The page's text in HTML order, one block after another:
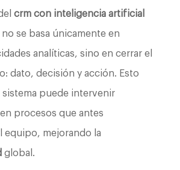
crm con inteligencia artificial
se basa únicamente en
analíticas, sino en cerrar el
dato, decisión y acción. Esto
sistema puede intervenir
procesos que antes
equipo, mejorando la
global.